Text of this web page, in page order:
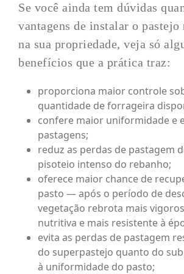
Se você ainda tem dúvidas
vantagens de instalar o pastejo
na sua propriedade, veja só
benefícios que a prática traz:
proporciona maior controle
quantidade de forrageira
confere maior uniformidade e
pastagens;
reduz as perdas de pastagem
pisoteio intenso do rebanho;
oferece maior chance de
pasto — após o período de
vegetação rebrota mais
nutritiva e mais resistente à
evita as perdas de pastagem
do superpastejo quanto do
à uniformidade do pasto;